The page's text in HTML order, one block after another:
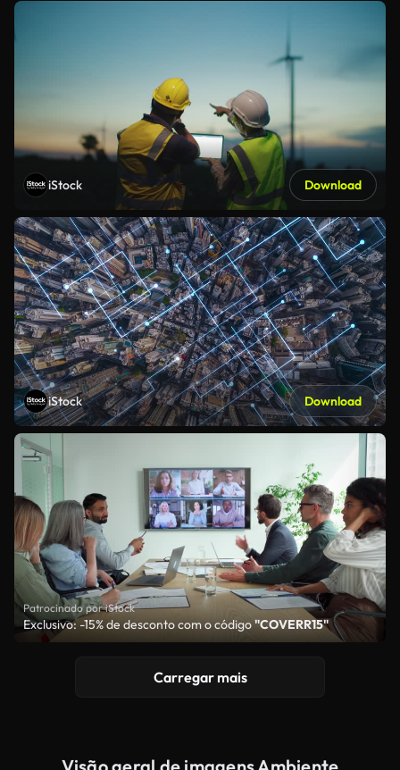
iStock Download
iStock Download
Patrocinado por iStock
Exclusivo: -15% de desconto com o código"COVERR15"
Carregar mais